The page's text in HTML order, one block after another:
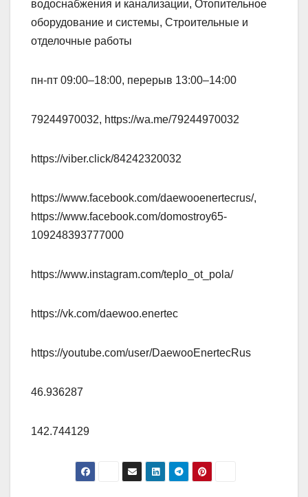
водоснабжения и канализации, Отопительное
оборудование и системы, Строительные и
отделочные работы
пн-пт 09:00–18:00, перерыв 13:00–14:00
79244970032, https://wa.me/79244970032
https://viber.click/84242320032
https://www.facebook.com/daewooenertecrus/,
https://www.facebook.com/domostroy65-
109248393777000
https://www.instagram.com/teplo_ot_pola/
https://vk.com/daewoo.enertec
https://youtube.com/user/DaewooEnertecRus
46.936287
142.744129